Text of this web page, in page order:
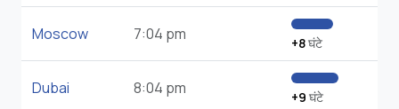
Moscow 7:04 pm +8घंटे
Dubai 8:04 pm +9 घंटे